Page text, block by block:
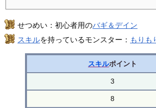
せつめい：初心者用のバギ＆デイン
スキルを持っているモンスター： もりも
スキルポイント
3
8